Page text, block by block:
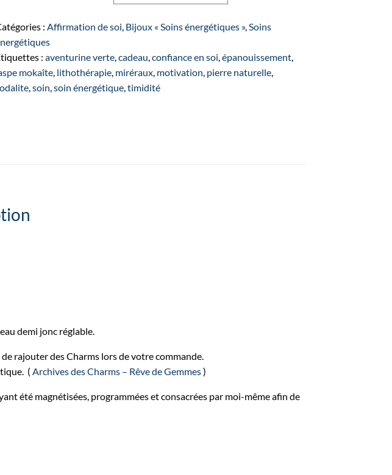
"MOON"
:Affirmation de soi, Bijoux « Soins énergétiques »,Soins
:aventurine verte,cadeau,confiance en soi,épanouissement,
mokaîte, lithothérapie, miréraux, motivation, pierre naturelle,
,soin,soin énergétique,timidité
demi jonc réglable.
rajouter des Charms lors de votre commande.
( Archives des Charms – Rêve de Gemmes)
été magnétisées, programmées et consacrées par moi-même afin de